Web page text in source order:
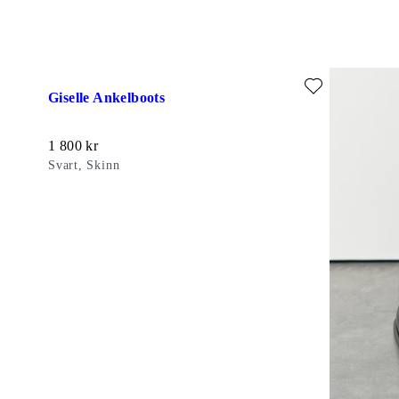
Giselle Ankelboots
Pris:
1 800kr
Svart, Skinn
Lägg till favorit: GISELLE ANKELBOOTS (Svart, Skinn)